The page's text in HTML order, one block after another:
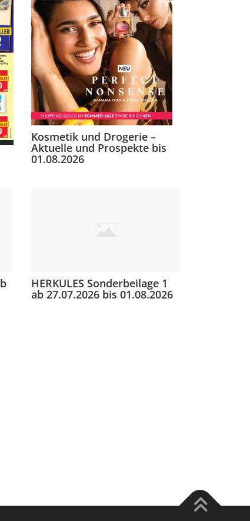
Kosmetik und Drogerie –
Aktuelle und Prospekte bis
01.08.2026
HERKULES Sonderbeilage 1
ab 27.07.2026 bis 01.08.2026